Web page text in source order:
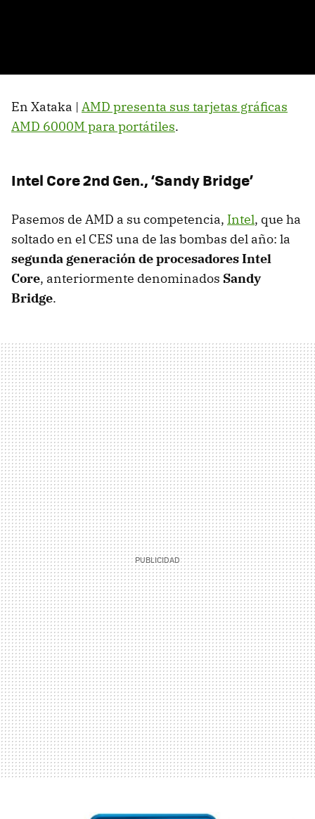
En Xataka | AMD presenta sus tarjetas gráficas
AMD 6000M para portátiles.
Intel Core 2nd Gen., ‘Sandy Bridge’
Pasemos de AMD a su competencia, Intel, que ha
soltado en el CES una de las bombas del año: la
segunda generación de procesadores Intel
Core, anteriormente denominados Sandy
Bridge.